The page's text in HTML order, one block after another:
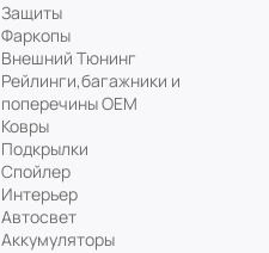
Защиты
Фаркопы
Внешний Тюнинг
Рейлинги,багажники и
поперечины ОЕМ
Ковры
Подкрылки
Спойлер
Интерьер
Автосвет
Аккумуляторы